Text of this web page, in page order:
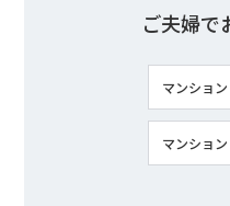
ご夫婦で
マンション
マンション